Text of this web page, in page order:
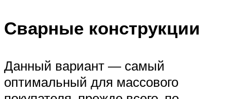
Сварные конструкции
Данный вариант — самый
оптимальный для массового